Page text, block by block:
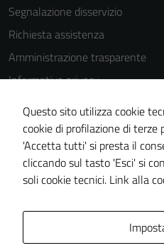
Segnalazione disservizio
Richiesta assistenza
Amministrazione trasparente
Informativa privacy
Note legali
Dichiarazione di accessibilità
Piano di miglioramento del sito
Questo sito utilizza cookie
cookie di profilazione di terze
'Accetta tutti' si presta il
cliccando sul tasto 'Esci' si
soli cookie tecnici. Link alla